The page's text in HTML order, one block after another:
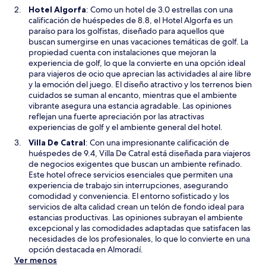
n
u
e
v
a
v
e
n
t
a
n
a
Hotel AlgorfaS
e
a
b
r
i
r
á
e
n
u
n
n
u
e
v
a
v
e
n
t
a
n
: Como un hotel de 3.0 estrellas con una
calificación de huéspedes de 8.8, el Hotel Algorfa es un
paraíso para los golfistas, diseñado para aquellos que
buscan sumergirse en unas vacaciones temáticas de golf. La
propiedad cuenta con instalaciones que mejoran la
experiencia de golf, lo que la convierte en una opción ideal
para viajeros de ocio que aprecian las actividades al aire libre
y la emoción del juego. El diseño atractivo y los terrenos bien
cuidados se suman al encanto, mientras que el ambiente
vibrante asegura una estancia agradable. Las opiniones
reflejan una fuerte apreciación por las atractivas
experiencias de golf y el ambiente general del hotel.
Villa De CatralS
e
a
b
r
i
r
á
e
n
u
: Con una impresionante calificación de
huéspedes de 9.4, Villa De Catral está diseñada para viajeros
de negocios exigentes que buscan un ambiente refinado.
Este hotel ofrece servicios esenciales que permiten una
experiencia de trabajo sin interrupciones, asegurando
comodidad y conveniencia. El entorno sofisticado y los
servicios de alta calidad crean un telón de fondo ideal para
estancias productivas. Las opiniones subrayan el ambiente
excepcional y las comodidades adaptadas que satisfacen las
necesidades de los profesionales, lo que lo convierte en una
opción destacada en Almoradí.
Ver menos